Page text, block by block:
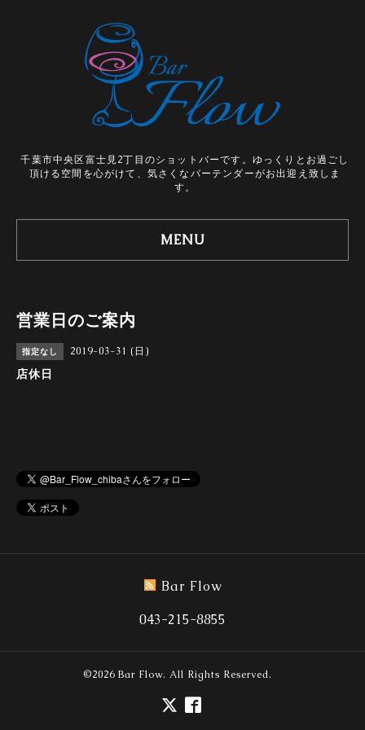
千葉市中央区富士見2丁目のショットバーです。ゆっくりとお過ごし
頂ける空間を心がけて、気さくなバーテンダーがお出迎え致しま
す。
MENU
営業日のご案内
指定なし 2019-03-31 (日)
店休日
Bar Flow
043-215-8855
©2026 Bar Flow. All Rights Reserved.